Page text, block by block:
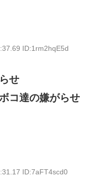
ID:1rm2hqE5d
せ
コ達の嫌がらせ
ID:7aFT4scd0